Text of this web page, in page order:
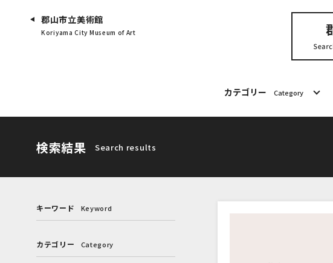
カテゴリー Category
郡山市立美術館
Koriyama City Museum of Art
検索結果 Search results
キーワード Keyword
カテゴリー Category